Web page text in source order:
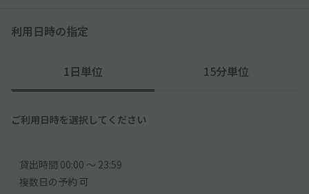
利用日時の指定
1日単位 15分単位
ご利用日時を選択してください
貸出時間 00:00 〜 23:59
複数日の予約 可